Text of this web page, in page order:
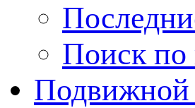
Поиск по
Подвижной